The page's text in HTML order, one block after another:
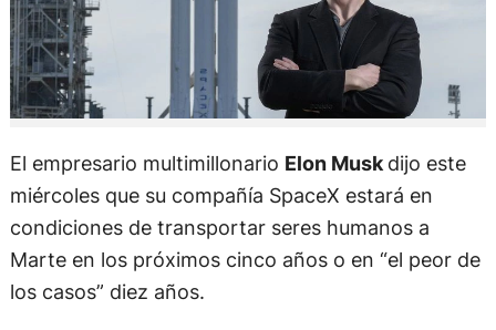
El empresario multimillonario Elon Musk dijo este
miércoles que su compañía SpaceX estará en
condiciones de transportar seres humanos a
Marte en los próximos cinco años o en “el peor de
los casos” diez años.